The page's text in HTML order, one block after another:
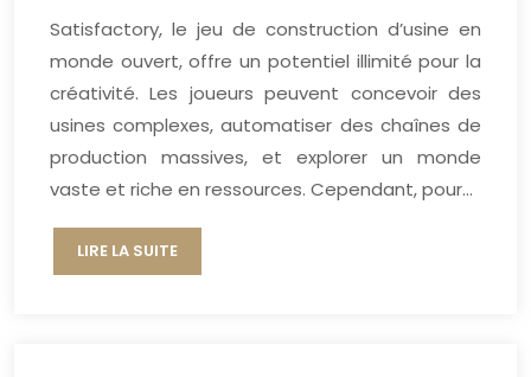
Satisfactory, le jeu de construction d’usine en
monde ouvert, offre un potentiel illimité pour la
créativité. Les joueurs peuvent concevoir des
usines complexes, automatiser des chaînes de
production massives, et explorer un monde
vaste et riche en ressources. Cependant, pour…
LIRE LA SUITE